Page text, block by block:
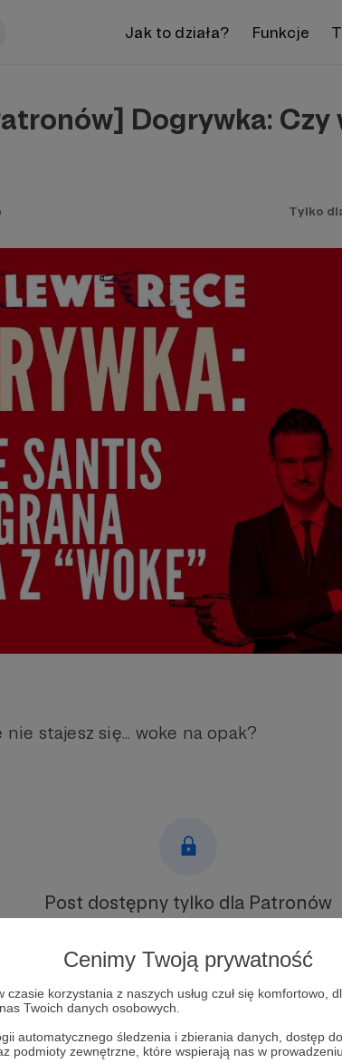
Cenimy Twoją prywatność
korzystania z naszych usług czuł się komfortowo,
Twoich danych osobowych.
automatycznego śledzenia i zbierania danych, dostęp
podmioty zewnętrzne, które wspierają nas w
Jak to działa? Funkcje
Dogrywka: Czy
Tylko
stajesz się... woke na opak?
Post dostępny tylko dla Patronów
Zostań Patronem
Zaloguj się